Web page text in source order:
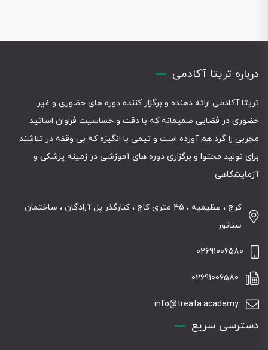
درباره تریتا آکادمی
تریتا آکادمی ارائه دهنده و برگزار کننده دوره های حضوری و غیر
حضوری در فضایی صمیمانه که با دقت و حساسیت فراوان اساتید
مجربی را گرد هم آورده است و تیمی با انگیزه که بی وقفه در تلاشند
برای تولید محتوا و برگزاری دوره های آموزشی در زمینه پزشکی و
آزمایشگاهی
کرج ، عظیمیه ، 45 متری کاج ، کنارگذر پل آزادگان ، ساختمان
سناتور
02691006580
02691006580
info@treata.academy
دسترسی سریع